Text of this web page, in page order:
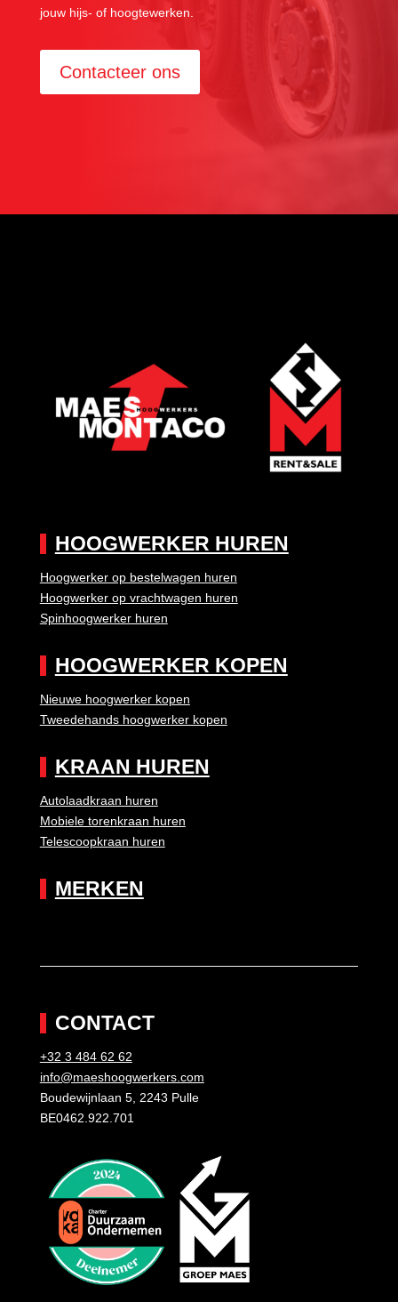
jouw hijs- of hoogtewerken.
Contacteer ons
HOOGWERKER HUREN
Hoogwerker op bestelwagen huren
Hoogwerker op vrachtwagen huren
Spinhoogwerker huren
HOOGWERKER KOPEN
Nieuwe hoogwerker kopen
Tweedehands hoogwerker kopen
KRAAN HUREN
Autolaadkraan huren
Mobiele torenkraan huren
Telescoopkraan huren
MERKEN
CONTACT
+32 3 484 62 62
info@maeshoogwerkers.com
Boudewijnlaan 5, 2243 Pulle
BE0462.922.701